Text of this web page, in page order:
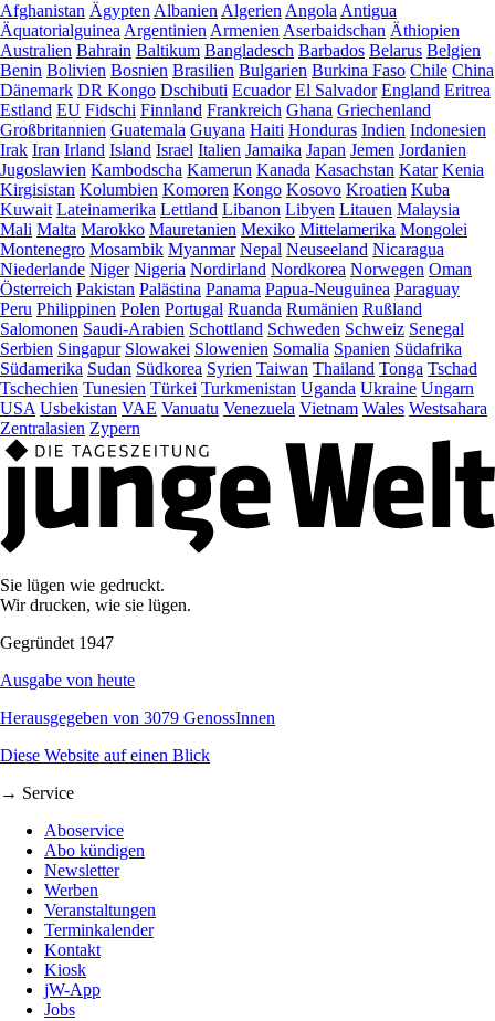
Afghanistan Ägypten Albanien Algerien Angola Antigua
Äquatorialguinea Argentinien Armenien Aserbaidschan Äthiopien
Australien Bahrain Baltikum Bangladesch Barbados Belarus Belgien
Benin Bolivien Bosnien Brasilien Bulgarien Burkina Faso Chile China
Dänemark DR Kongo Dschibuti Ecuador El Salvador England Eritrea
Estland EU Fidschi Finnland Frankreich Ghana Griechenland
Großbritannien Guatemala Guyana Haiti Honduras Indien Indonesien
Irak Iran Irland Island Israel Italien Jamaika Japan Jemen Jordanien
Jugoslawien Kambodscha Kamerun Kanada Kasachstan Katar Kenia
Kirgisistan Kolumbien Komoren Kongo Kosovo Kroatien Kuba
Kuwait Lateinamerika Lettland Libanon Libyen Litauen Malaysia
Mali Malta Marokko Mauretanien Mexiko Mittelamerika Mongolei
Montenegro Mosambik Myanmar Nepal Neuseeland Nicaragua
Niederlande Niger Nigeria Nordirland Nordkorea Norwegen Oman
Österreich Pakistan Palästina Panama Papua-Neuguinea Paraguay
Peru Philippinen Polen Portugal Ruanda Rumänien Rußland
Salomonen Saudi-Arabien Schottland Schweden Schweiz Senegal
Serbien Singapur Slowakei Slowenien Somalia Spanien Südafrika
Südamerika Sudan Südkorea Syrien Taiwan Thailand Tonga Tschad
Tschechien Tunesien Türkei Turkmenistan Uganda Ukraine Ungarn
USA Usbekistan VAE Vanuatu Venezuela Vietnam Wales Westsahara
Zentralasien Zypern
Sie lügen wie gedruckt.
Wir drucken, wie sie lügen.
Gegründet 1947
Ausgabe von heute
Herausgegeben von 3079 GenossInnen
Diese Website auf einen Blick
→ Service
Aboservice
Abo kündigen
Newsletter
Werben
Veranstaltungen
Terminkalender
Kontakt
Kiosk
jW-App
Jobs